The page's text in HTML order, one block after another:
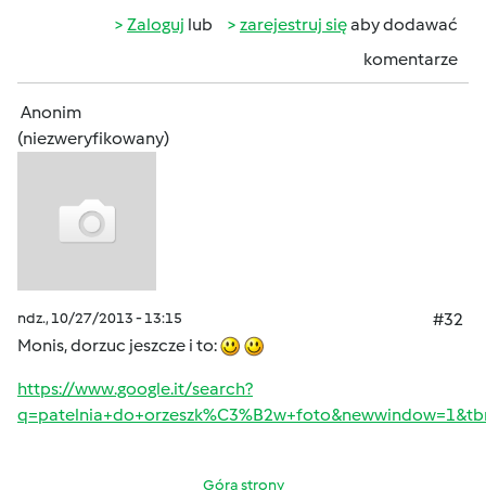
Zaloguj lub zarejestruj sięaby dodawać
komentarze
Anonim
(niezweryfikowany)
ndz., 10/27/2013 - 13:15
#32
Monis, dorzuc jeszcze i to:
https://www.google.it/search?
Góra strony